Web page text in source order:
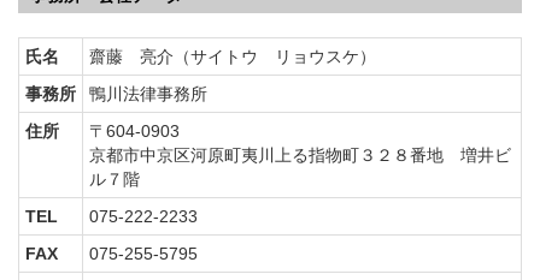
氏名
齋藤 亮介（サイトウ リョウスケ）
事務所
鴨川法律事務所
住所
〒604-0903
京都市中京区河原町夷川上る指物町３２８番地 増井ビ
ル７階
TEL
075-222-2233
FAX
075-255-5795